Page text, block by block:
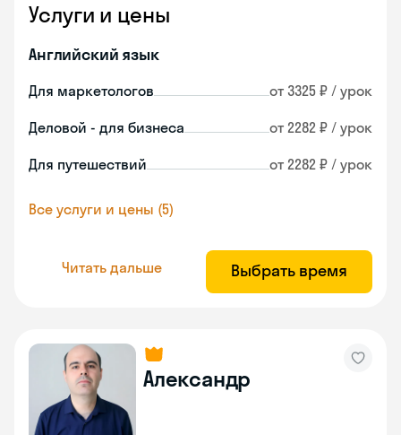
Услуги и цены
Английский язык
Для маркетологов от 3325 ₽ / урок
Деловой - для бизнеса от 2282 ₽ / урок
Для путешествий от 2282 ₽ / урок
Все услуги и цены (5)
Читать дальше Выбрать время
Александр